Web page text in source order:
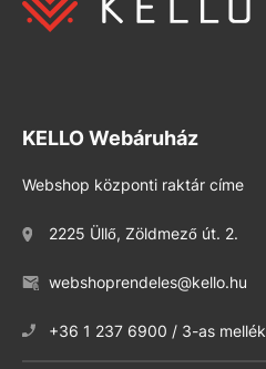
KELLO Webáruház
Webshop központi raktár címe
2225 Üllő, Zöldmező út. 2.
webshoprendeles@kello.hu
+36 1 237 6900 / 3-as mellék